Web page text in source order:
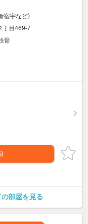
宿宇など）
丁目469-7
骨
部屋を見る